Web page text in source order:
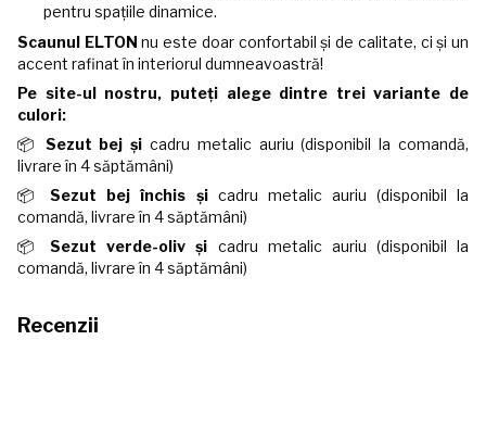
pentru spațiile dinamice.
Scaunul ELTON nu este doar confortabil și de calitate, ci și un
accent rafinat în interiorul dumneavoastră!
Pe site-ul nostru, puteți alege dintre trei variante de
culori:
📦 Sezut bej șicadru metalic auriu (disponibil la comandă,
livrare în 4 săptămâni)
📦Sezut bej închis și cadru metalic auriu (disponibil la
comandă, livrare în 4 săptămâni)
📦Sezut verde-oliv și cadru metalic auriu (disponibil la
comandă, livrare în 4 săptămâni)
Recenzii